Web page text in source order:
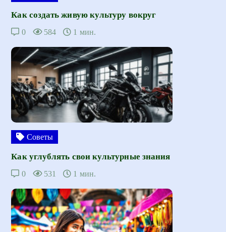
Как создать живую культуру вокруг
0 584 1 мин.
Советы
Как углублять свои культурные знания
0 531 1 мин.